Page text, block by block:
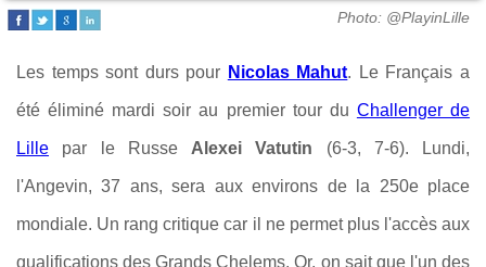
Photo: @PlayinLille
Les temps sont durs pour Nicolas Mahut. Le Français a
été éliminé mardi soir au premier tour du Challenger de
Lille par le Russe Alexei Vatutin (6-3, 7-6). Lundi,
l'Angevin, 37 ans, sera aux environs de la 250e place
mondiale. Un rang critique car il ne permet plus l'accès aux
qualifications des Grands Chelems. Or, on sait que l'un des